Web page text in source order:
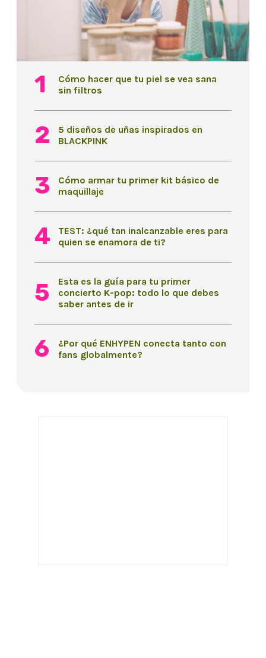
Cómo hacer que tu piel se vea sana
sin filtros
5 diseños de uñas inspirados en
BLACKPINK
Cómo armar tu primer kit básico de
maquillaje
TEST: ¿qué tan inalcanzable eres para
quien se enamora de ti?
Esta es la guía para tu primer
concierto K-pop: todo lo que debes
saber antes de ir
¿Por qué ENHYPEN conecta tanto con
fans globalmente?